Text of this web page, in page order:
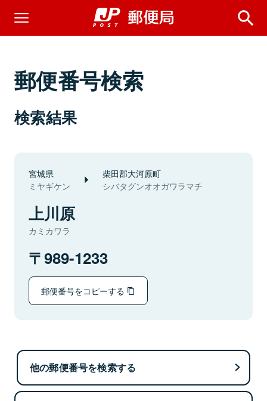
郵便番号検索
検索結果
宮城県
ミヤギケン
柴田郡大河原町
シバタグンオオガワラマチ
上川原
カミカワラ
989-1233
郵便番号をコピーする
他の郵便番号を検索する